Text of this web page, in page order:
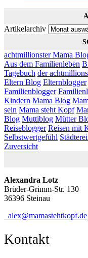
Artikelarchiv
achtmillionster Mama
Aus dem Familienleben
Tagebuch der
Eltern Blog Elternblogger
Familienblogger
Kindern Mama Blog
sein Mama steht Kopf
Blog Muttiblog Mütter
Reiseblogger Reisen mit
Selbstwertgefühl
Zuversicht
Alexandra Lotz
Brüder-Grimm-Str. 130
36396 Steinau
alex@mamastehtkopf.de
Kontakt